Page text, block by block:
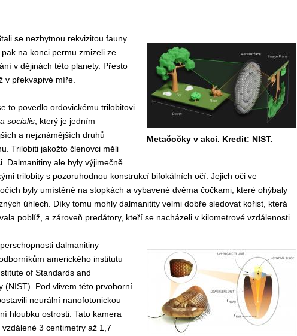
Metačočky v akci. Kredit: NIST.
se nezbytnou rekvizitou fauny
na konci permu zmizeli ze
v dějinách této planety. Přesto
v překvapivé míře.
to povedlo ordovickému trilobitovi
socialis, který je jedním
a nejznámějších druhů
Trilobiti jakožto členovci měli
Dalmanitiny ale byly výjimečně
trilobity s pozoruhodnou konstrukcí bifokálních očí. Jejich oči ve
byly umístěné na stopkách a vybavené dvěma čočkami, které ohýbaly
úhlech. Díky tomu mohly dalmanitity velmi dobře sledovat kořist, která
poblíž, a zároveň predátory, kteří se nacházeli v kilometrové vzdálenosti.
dalmanitiny
amerického institutu
of Standards and
(NIST). Pod vlivem této prvohorní
neurální nanofotonickou
hloubku ostrosti. Tato kamera
3 centimetry až 1,7